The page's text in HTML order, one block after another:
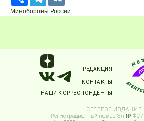
Минобороны России
КОНТАКТЫ
НАШИ КОРРЕСПОНДЕНТЫ
РЕДАКЦИЯ
СЕТЕВОЕ ИЗДАНИЕ.
Регистрационный номер Эл №